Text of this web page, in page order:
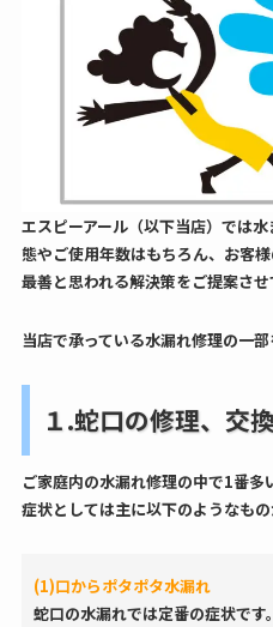
エスピーアール（以下当店）では
態やご使用年数はもちろん、お客
最善と思われる解決策をご提案させ
当店で承っている水漏れ修理の一部
１.蛇口の修理、交
ご家庭内の水漏れ修理の中で1番多
症状としては主に以下のようなもの
(1)口からポタポタ水漏れ
蛇口の水漏れでは定番の症状です。